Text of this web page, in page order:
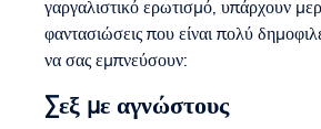
γαργαλιστικό ερωτισμό, υπάρχουν
φαντασιώσεις που είναι πολύ
να σας εμπνεύσουν:
Σεξ με αγνώστους